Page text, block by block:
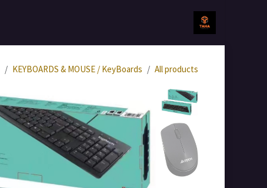
All products
KEYBOARDS & MOUSE / KeyBoards